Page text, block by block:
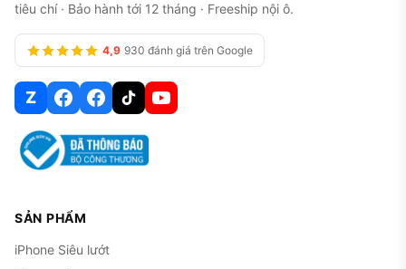
tiêu chí · Bảo hành tới 12 tháng · Freeship nội ô.
4,9 930 đánh giá trên Google
Z
SẢN PHẨM
iPhone Siêu lướt